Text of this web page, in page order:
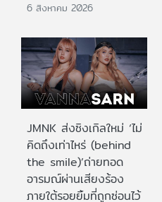
6 สิงหาคม 2026
JMNK ส่งซิงเกิลใหม่ ‘ไม่
คิดถึงเท่าไหร่ (behind
the smile)’ถ่ายทอด
อารมณ์ผ่านเสียงร้อง
ภายใต้รอยยิ้มที่ถูกซ่อนไว้